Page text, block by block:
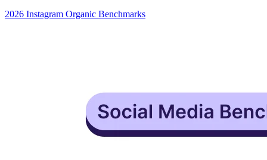
2026 Instagram Organic Benchmarks